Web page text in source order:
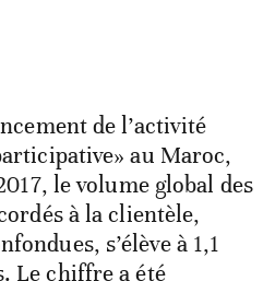
de l’activité
au Maroc,
le volume global des
à la clientèle,
s’élève à 1,1
Le chiffre a été